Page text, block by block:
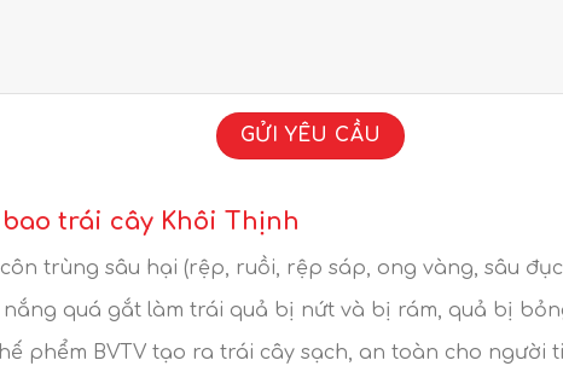
trái cây Khôi Thịnh
trùng sâu hại (rệp, ruồi, rệp sáp, ong vàng, sâu đục
quá gắt làm trái quả bị nứt và bị rám, quả bị
phểm BVTV tạo ra trái cây sạch, an toàn cho người